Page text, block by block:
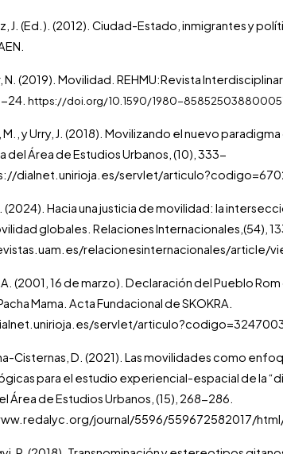
J. (Ed.). (2012). Ciudad-Estado, inmigrantes y
N. (2019). Movilidad. REHMU:Revista
24.https://doi.org/10.1590/1980-
M., y Urry, J. (2018). Movilizando el nuevo
del Área de Estudios Urbanos, (10), 333-
dialnet.unirioja.es/servlet/
(2024). Hacia una justicia de movilidad: la
globales. Relaciones Internacionales,(54),
relacionesinternacionales/article/
(2001, 16 de marzo). Declaración del Pueblo
Mama. Acta Fundacional de SKOKRA.
servlet/
Cisternas, D. (2021). Las movilidades como
para el estudio experiencial-espacial de la
Área de Estudios Urbanos, (15), 268-286.
journal/5596/559672582017/